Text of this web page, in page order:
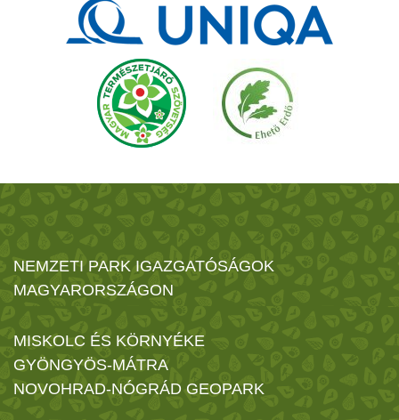
NEMZETI PARK IGAZGATÓSÁGOK
MAGYARORSZÁGON
MISKOLC ÉS KÖRNYÉKE
GYÖNGYÖS-MÁTRA
NOVOHRAD-NÓGRÁD GEOPARK